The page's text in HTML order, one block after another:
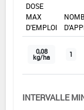
DOSE
MAX
D'EMPLOI
0,08
kg/ha 1
INTERVALLE